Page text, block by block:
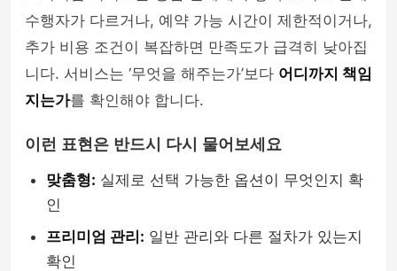
수행자가 다르거나, 예약 가능 시간이 제한적이거나,
추가 비용 조건이 복잡하면 만족도가 급격히 낮아집
니다. 서비스는 ‘무엇을 해주는가’보다 어디까지 책임
지는가를 확인해야 합니다.
이런 표현은 반드시 다시 물어보세요
맞춤형: 실제로 선택 가능한 옵션이 무엇인지 확
인
프리미엄 관리: 일반 관리와 다른 절차가 있는지
확인